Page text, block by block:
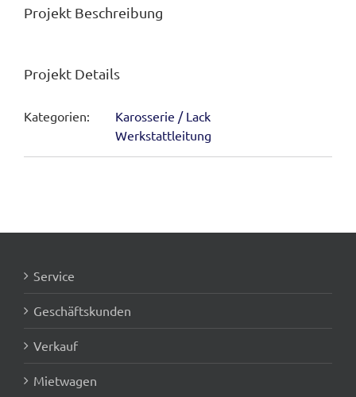
Projekt Beschreibung
Projekt Details
Kategorien:
Karosserie / Lack
Werkstattleitung
Service
Geschäftskunden
Verkauf
Mietwagen